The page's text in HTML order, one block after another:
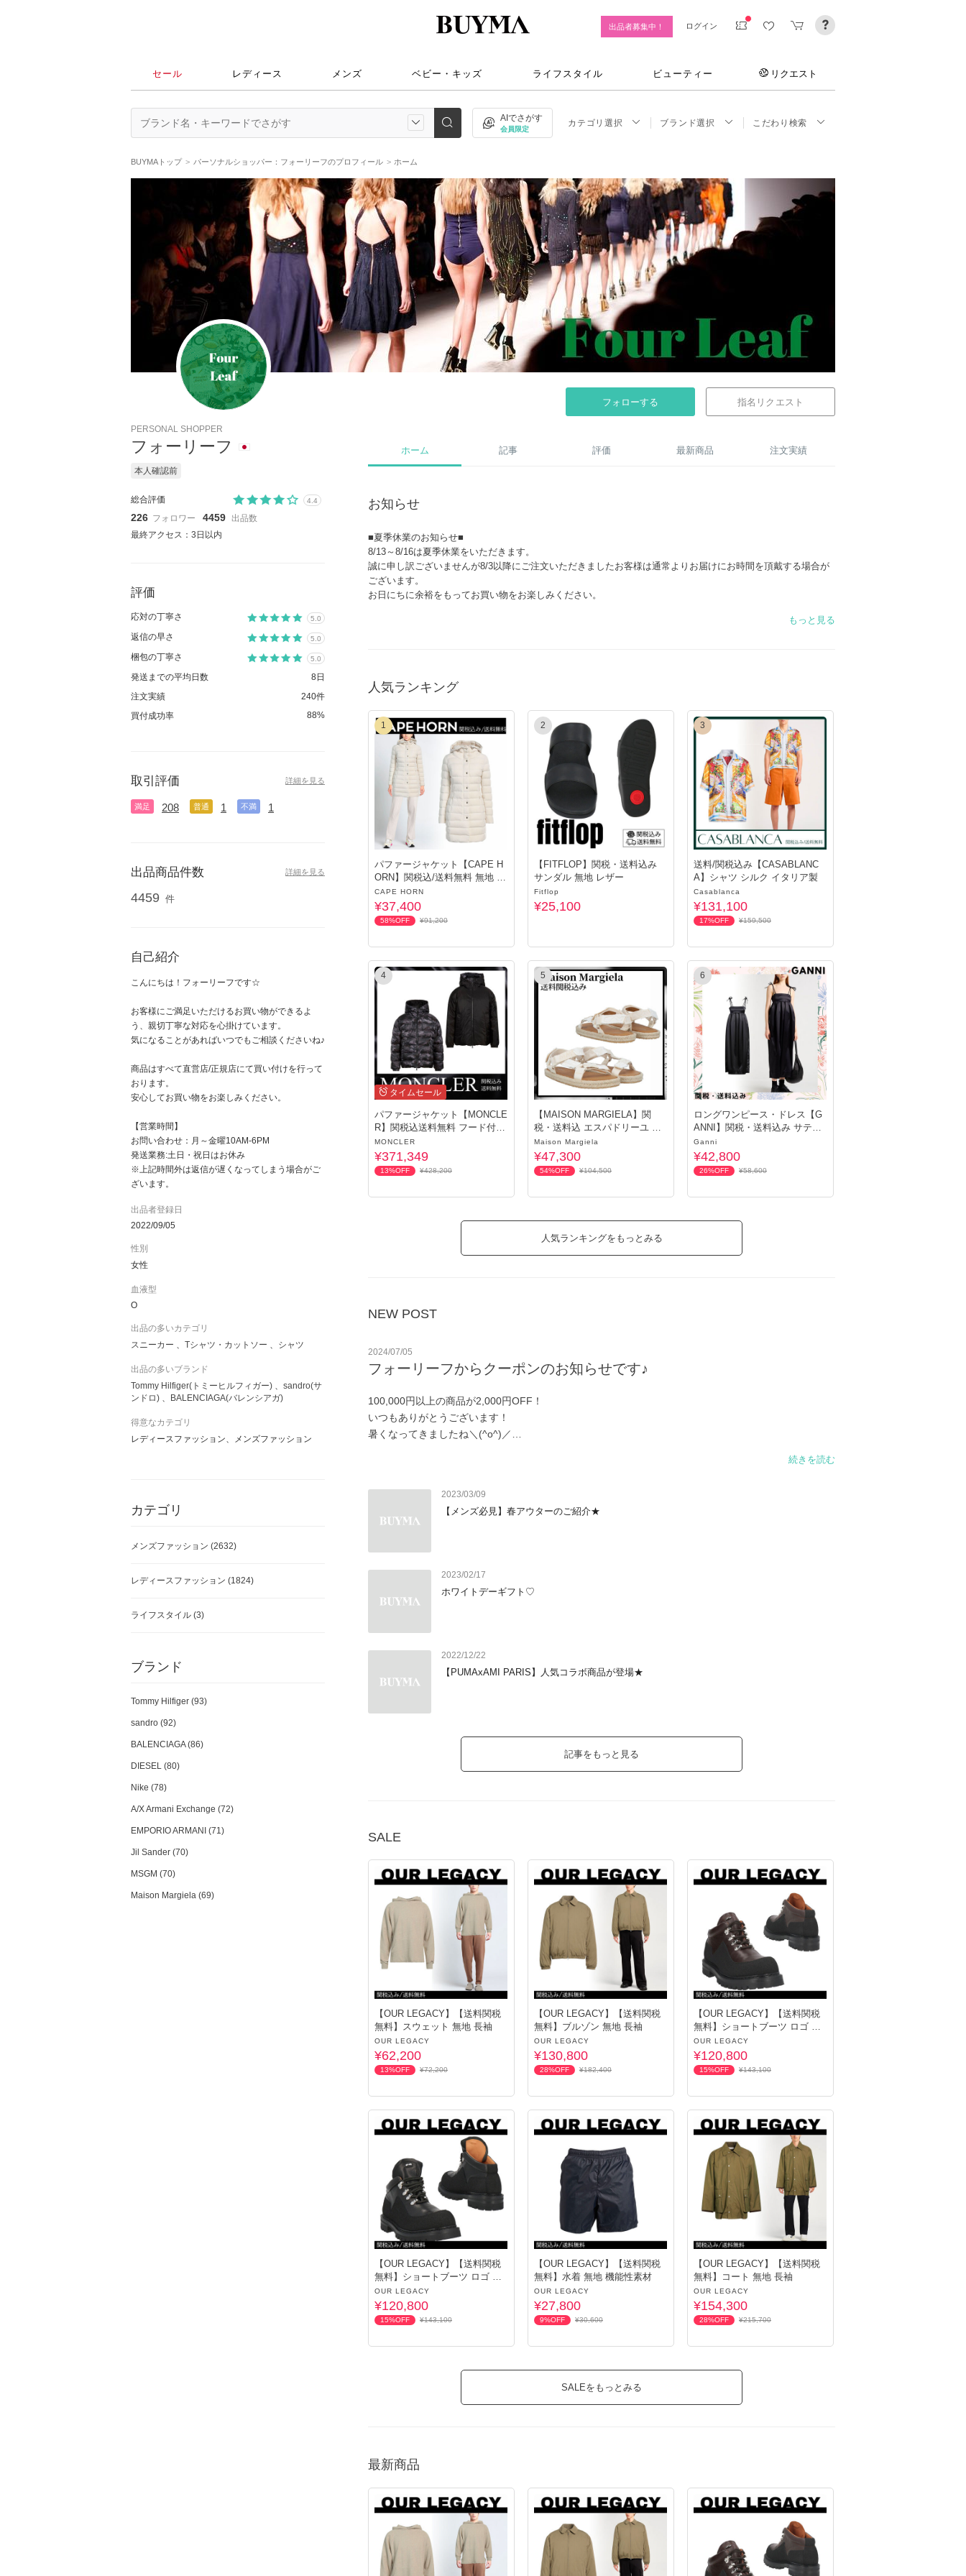
出品者募集中！ ログイン
セール レディース メンズ ベビー・キッズ ライフスタイル ビューティー リクエスト
AIでさがす
会員限定
カテゴリ選択 ブランド選択 こだわり検索
BUYMAトップ パーソナルショッパー：フォーリーフのプロフィール ホーム
フォローする 指名リクエスト
PERSONAL SHOPPER
フォーリーフ
本人確認前
総合評価 4.4
226 フォロワー 4459 出品数
最終アクセス：3日以内
評価
応対の丁寧さ 5.0
返信の早さ 5.0
梱包の丁寧さ 5.0
発送までの平均日数
8日
注文実績
240件
買付成功率
88%
取引評価 詳細を見る
満足 208 普通 1 不満 1
出品商品件数 詳細を見る
4459 件
自己紹介
こんにちは！フォーリーフです☆
お客様にご満足いただけるお買い物ができるよ
う、親切丁寧な対応を心掛けています。
気になることがあればいつでもご相談くださいね♪
商品はすべて直営店/正規店にて買い付けを行って
おります。
安心してお買い物をお楽しみください。
【営業時間】
お問い合わせ：月～金曜10AM-6PM
発送業務:土日・祝日はお休み
※上記時間外は返信が遅くなってしまう場合がご
ざいます。
出品者登録日
2022/09/05
性別
女性
血液型
O
出品の多いカテゴリ
スニーカー
Tシャツ・カットソー シャツ
出品の多いブランド
Tommy Hilfiger(トミーヒルフィガー)
sandro(サ
ンドロ)
BALENCIAGA(バレンシアガ)
得意なカテゴリ
レディースファッション、メンズファッション
カテゴリ
メンズファッション (2632)
レディースファッション (1824)
ライフスタイル (3)
ブランド
Tommy Hilfiger (93)
sandro (92)
BALENCIAGA (86)
DIESEL (80)
Nike (78)
A/X Armani Exchange (72)
EMPORIO ARMANI (71)
Jil Sander (70)
MSGM (70)
Maison Margiela (69)
ホーム 記事 評価 最新商品 注文実績
お知らせ
■夏季休業のお知らせ■
8/13～8/16は夏季休業をいただきます。
誠に申し訳ございませんが8/3以降にご注文いただきましたお客様は通常よりお届けにお時間を頂戴する場合が
ございます。
お日にちに余裕をもってお買い物をお楽しみください。
☆商品の梱包について☆
お客様へ商品を発送する際、価格を抑えて商品を提供するために、エコボックス・再利用資材を使用いたしま
す。ご了承ください。
☆関税・送料について☆
関税はすべて弊社が負担いたします。 別途関税を支払う必要はありませんのでご安心ください。
☆配送について☆
お客様のご購入後に買い付けを行います。
お届け目安はご注文より10～20日ですが、物流状況により早く到着する場合や遅れる場合がございます。
購入手続き完了後は、いかなる理由（出張・転居・不在等）があっても、当店側での住所変更や転送の手続きは
もっと見る
人気ランキング
1
パファージャケット【CAPE H
ORN】関税込/送料無料 無地 ナ
イロン
CAPE HORN
¥37,400
58%OFF ¥91,200
2
【FITFLOP】関税・送料込み
サンダル 無地 レザー
Fitflop
¥25,100
3
送料/関税込み【CASABLANC
A】シャツ シルク イタリア製
Casablanca
¥131,100
17%OFF ¥159,500
4
タイムセール
パファージャケット【MONCLE
R】関税込送料無料 フード付き
ロゴ
MONCLER
¥371,349
13%OFF ¥428,200
5
【MAISON MARGIELA】関
税・送料込 エスパドリーユ バ
イカラー
Maison Margiela
¥47,300
54%OFF ¥104,500
6
ロングワンピース・ドレス【G
ANNI】関税・送料込み サテン
無地
Ganni
¥42,800
26%OFF ¥58,600
人気ランキングをもっとみる
NEW POST
2024/07/05
フォーリーフからクーポンのお知らせです♪
100,000円以上の商品が2,000円OFF！
いつもありがとうございます！
暑くなってきましたね＼(^o^)／
続きを読む
2023/03/09
【メンズ必見】春アウターのご紹介★
2023/02/17
ホワイトデーギフト♡
2022/12/22
【PUMAxAMI PARIS】人気コラボ商品が登場★
記事をもっと見る
SALE
【OUR LEGACY】【送料関税
無料】スウェット 無地 長袖
OUR LEGACY
¥62,200
13%OFF ¥72,200
【OUR LEGACY】【送料関税
無料】ブルゾン 無地 長袖
OUR LEGACY
¥130,800
28%OFF ¥182,400
【OUR LEGACY】【送料関税
無料】ショートブーツ ロゴ レ
ザー
OUR LEGACY
¥120,800
15%OFF ¥143,100
【OUR LEGACY】【送料関税
無料】ショートブーツ ロゴ レ
ザー
OUR LEGACY
¥120,800
15%OFF ¥143,100
【OUR LEGACY】【送料関税
無料】水着 無地 機能性素材
OUR LEGACY
¥27,800
9%OFF ¥30,600
【OUR LEGACY】【送料関税
無料】コート 無地 長袖
OUR LEGACY
¥154,300
28%OFF ¥215,700
SALEをもっとみる
最新商品